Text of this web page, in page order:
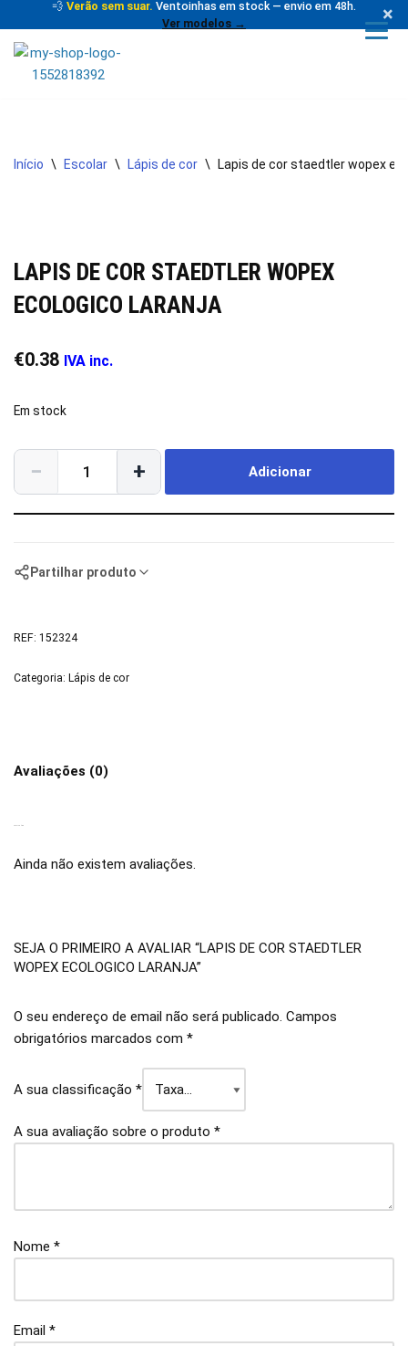
💨 Verão sem suar. Ventoinhas em stock — envio em 48h.
Ver modelos →
×
Avançar
Início \ Escolar \ Lápis de cor \ Lapis de cor staedtler wopex
LAPIS DE COR STAEDTLER WOPEX
ECOLOGICO LARANJA
€0.38 IVA inc.
Em stock
− + Adicionar
Partilhar produto
REF: 152324
Categoria: Lápis de cor
Avaliações (0)
Ainda não existem avaliações.
SEJA O PRIMEIRO A AVALIAR “LAPIS DE COR STAEDTLER
WOPEX ECOLOGICO LARANJA”
O seu endereço de email não será publicado. Campos
obrigatórios marcados com *
A sua classificação *
A sua avaliação sobre o produto *
Nome *
Email *